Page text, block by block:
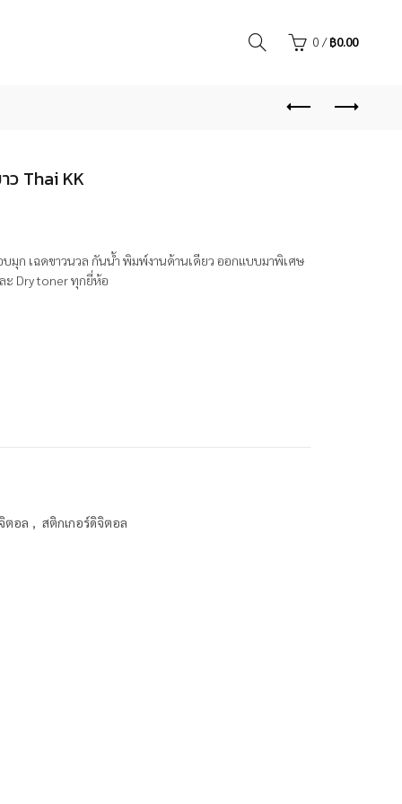
0 / ฿0.00
ว Thai KK
บมุก เฉดขาวนวล กันน้ำ พิมพ์งานด้านเดียว ออกแบบมาพิเศษ
ะ Dry toner ทุกยี่ห้อ
ตอล , สติกเกอร์ดิจิตอล